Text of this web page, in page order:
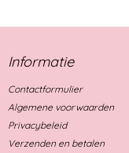
Informatie
Contactformulier
Algemene voorwaarden
Privacybeleid
Verzenden en betalen